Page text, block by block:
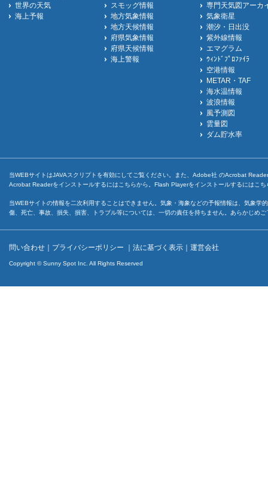
世界の天気
海上予報
スモッグ情報
地方気象情報
地方天候情報
府県気象情報
府県天候情報
海上警報
専門天気図アーカ
気象衛星
潮汐・日出没
紫外線情報
エマグラム
ｳｨﾝﾄﾞﾌﾟﾛﾌｧｲﾗ
空港情報
METAR・TAF
海水温情報
波浪情報
風予測図
雲量図
ダム貯水率
当WEBサイトはJAVAスクリプトを有効にしてご覧ください。また、Adobe社 のAcrobat
Acrobat Readerをインストールするには こちらから。Flash Playerをインストールするには こち
当WEBサイトの情報を二次利用することはできません。気象・海象などの予報情報は、気象
傷、死亡、事故、損失、損害、トラブル等については、一切の責任を持ちません。あらかじめ
問い合わせ ｜ プライバシーポリシー ｜ 法に基づく表示 ｜ 運営会社
Copyright © Sunny Spot Inc. All Rights Reserved